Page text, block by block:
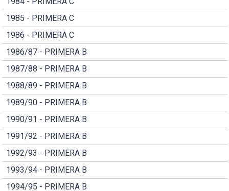
1985 - PRIMERA C
1986 - PRIMERA C
1986/87 - PRIMERA B
1987/88 - PRIMERA B
1988/89 - PRIMERA B
1989/90 - PRIMERA B
1990/91 - PRIMERA B
1991/92 - PRIMERA B
1992/93 - PRIMERA B
1993/94 - PRIMERA B
1994/95 - PRIMERA B